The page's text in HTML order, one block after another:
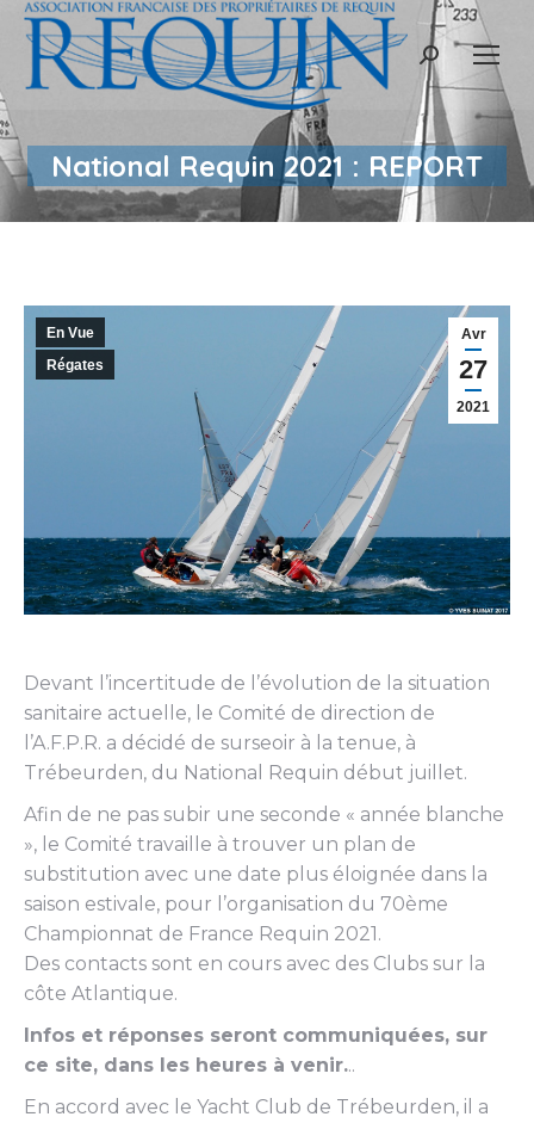
Recherche
National Requin 2021 : REPORT
Avr
27
2021
En Vue
Régates
Devant l’incertitude de l’évolution de la situation
sanitaire actuelle, le Comité de direction de
l’A.F.P.R. a décidé de surseoir à la tenue, à
Trébeurden, du National Requin début juillet.
Afin de ne pas subir une seconde « année blanche
», le Comité travaille à trouver un plan de
substitution avec une date plus éloignée dans la
saison estivale, pour l’organisation du 70ème
Championnat de France Requin 2021.
Des contacts sont en cours avec des Clubs sur la
côte Atlantique.
Infos et réponses seront communiquées, sur
ce site, dans les heures à venir...
En accord avec le Yacht Club de Trébeurden, il a